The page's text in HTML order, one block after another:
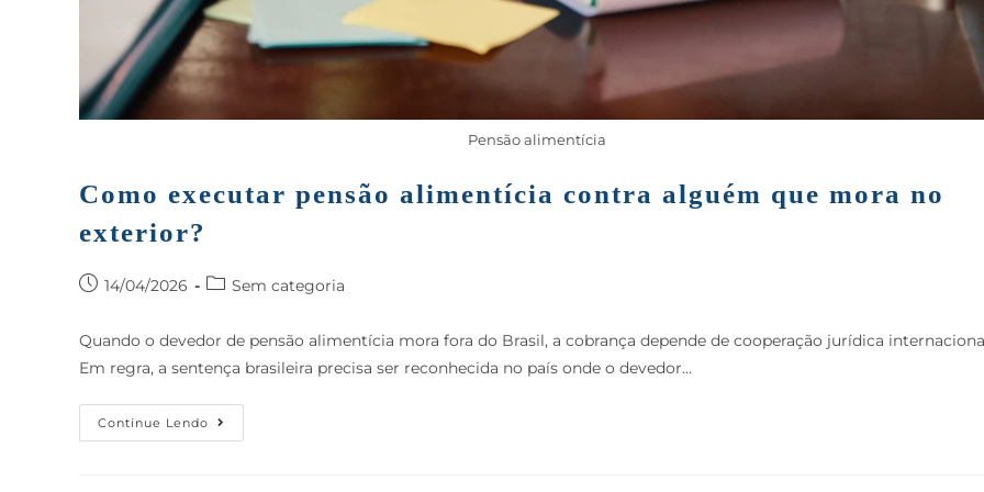
Pensão alimentícia
Como executar pensão alimentícia contra alguém que mora no
exterior?
14/04/2026 Sem categoria
Quando o devedor de pensão alimentícia mora fora do Brasil, a cobrança depende de cooperação jurídica
Em regra, a sentença brasileira precisa ser reconhecida no país onde o devedor…
Continue Lendo